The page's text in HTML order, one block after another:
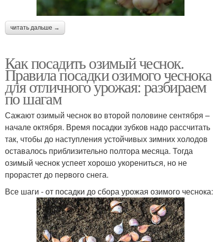
читать дальше →
Как посадить озимый чеснок.
Правила посадки озимого чеснока
для отличного урожая: разбираем
по шагам
Сажают озимый чеснок во второй половине сентября –
начале октября. Время посадки зубков надо рассчитать
так, чтобы до наступления устойчивых зимних холодов
оставалось приблизительно полтора месяца. Тогда
озимый чеснок успеет хорошо укорениться, но не
прорастет до первого снега.
Все шаги - от посадки до сбора урожая озимого чеснока: